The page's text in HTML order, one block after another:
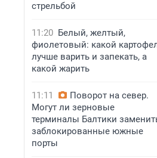
стрельбой
11:20 Белый, желтый,
фиолетовый: какой
лучше варить и запекать, а
какой жарить
11:11
Поворот на север.
Могут ли зерновые
терминалы Балтики
заблокированные южные
порты